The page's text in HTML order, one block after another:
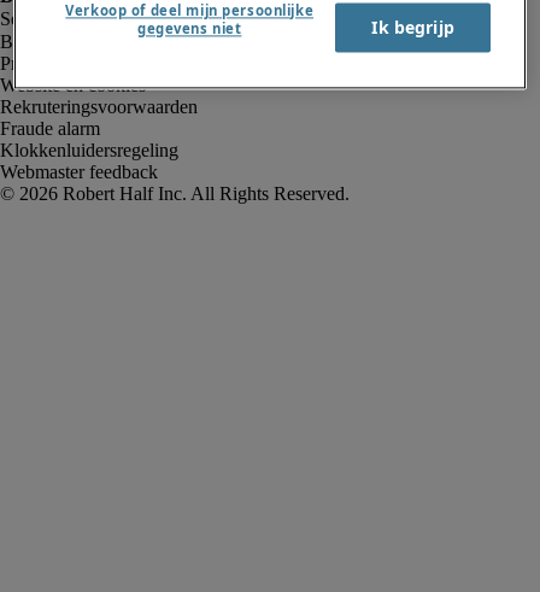
Bedrijfsinformatie
Privacyverklaring
Website en cookies
Rekruteringsvoorwaarden
Fraude alarm
Klokkenluidersregeling
Webmaster feedback
Verkoop of deel mijn persoonlijke
gegevens niet
Ik begrijp